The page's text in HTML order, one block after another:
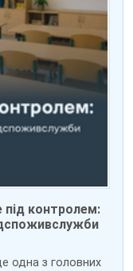
під контролем:
одна з головних